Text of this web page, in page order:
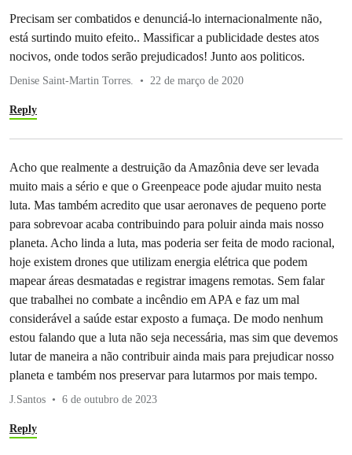
Precisam ser combatidos e denunciá-lo internacionalmente não,
está surtindo muito efeito.. Massificar a publicidade destes atos
nocivos, onde todos serão prejudicados! Junto aos politicos.
Denise Saint-Martin Torres. 22 de março de 2020
Reply
Acho que realmente a destruição da Amazônia deve ser levada
muito mais a sério e que o Greenpeace pode ajudar muito nesta
luta. Mas também acredito que usar aeronaves de pequeno porte
para sobrevoar acaba contribuindo para poluir ainda mais nosso
planeta. Acho linda a luta, mas poderia ser feita de modo racional,
hoje existem drones que utilizam energia elétrica que podem
mapear áreas desmatadas e registrar imagens remotas. Sem falar
que trabalhei no combate a incêndio em APA e faz um mal
considerável a saúde estar exposto a fumaça. De modo nenhum
estou falando que a luta não seja necessária, mas sim que devemos
lutar de maneira a não contribuir ainda mais para prejudicar nosso
planeta e também nos preservar para lutarmos por mais tempo.
J.Santos 6 de outubro de 2023
Reply